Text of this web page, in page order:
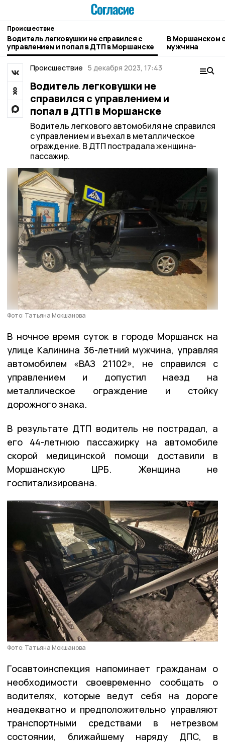
Происшествие
Водитель легковушки не справился с
управлением и попал в ДТП в Моршанске
В Моршанском
мужчина
Происшествие 5 декабря 2023, 17:43
Водитель легковушки не
справился с управлением и
попал в ДТП в Моршанске
Водитель легкового автомобиля не справился
с управлением и въехал в металлическое
ограждение. В ДТП пострадала женщина-
пассажир.
Фото: Татьяна Мокшанова
В ночное время суток в городе Моршанск на
улице Калинина 36-летний мужчина, управляя
автомобилем «ВАЗ 21102», не справился с
управлением и допустил наезд на
металлическое ограждение и стойку
дорожного знака.
В результате ДТП водитель не пострадал, а
его 44-летнюю пассажирку на автомобиле
скорой медицинской помощи доставили в
Моршанскую ЦРБ. Женщина не
госпитализирована.
Фото: Татьяна Мокшанова
Госавтоинспекция напоминает гражданам о
необходимости своевременно сообщать о
водителях, которые ведут себя на дороге
неадекватно и предположительно управляют
транспортными средствами в нетрезвом
состоянии, ближайшему наряду ДПС, в